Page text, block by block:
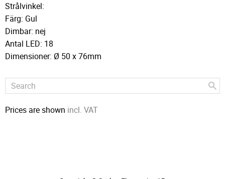
Strålvinkel:
Färg: Gul
Dimbar: nej
Antal LED: 18
Dimensioner: Ø 50 x 76mm
Prices are shown incl. VAT